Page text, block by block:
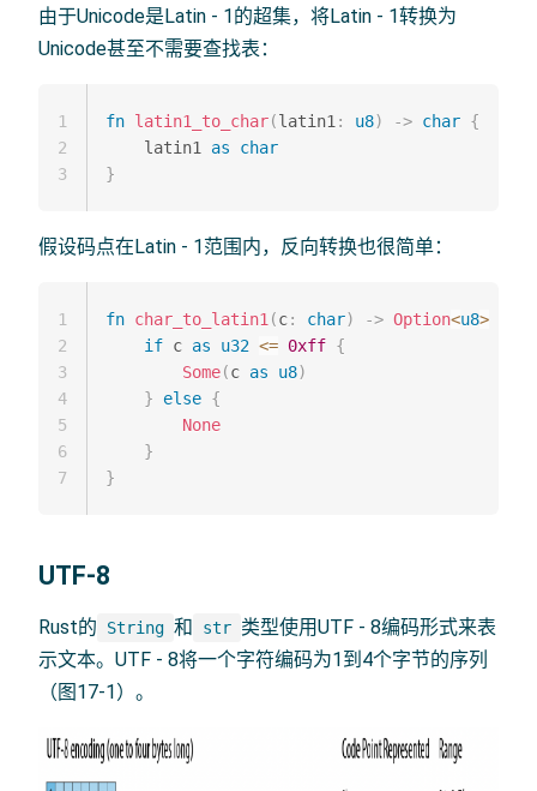
由于Unicode是Latin - 1的超集，将Latin - 1转换为
Unicode甚至不需要查找表：
fn latin1_to_char(latin1 : u8) -> char {
    latin1
as
char
}
1
2
3
假设码点在Latin - 1范围内，反向转换也很简单：
fn char_to_latin1 (c: char) -> Option<u8>
if c as u32 <= 0xff {
Some(c as u8)
}
else {
None
}
}
1
2
3
4
5
6
7
UTF-8
Rust的 String 和 str 类型使用UTF - 8编码形式来表
示文本。UTF - 8将一个字符编码为1到4个字节的序列
（图17-1）。